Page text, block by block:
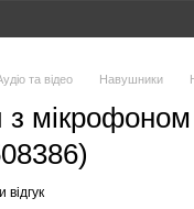
та відео Навушники
відгук